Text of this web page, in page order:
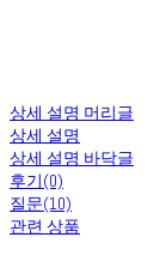
상세 설명 머리글
상세 설명
상세 설명 바닥글
후기(0)
질문(10)
관련 상품